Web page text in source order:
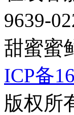
9639-
甜蜜蜜
ICP备
版权所